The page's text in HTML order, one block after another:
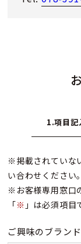
1.項目記
※掲載されていな
い合わせください。
※お客様専用窓口
「※ 」は必須項目
ご興味のブランド